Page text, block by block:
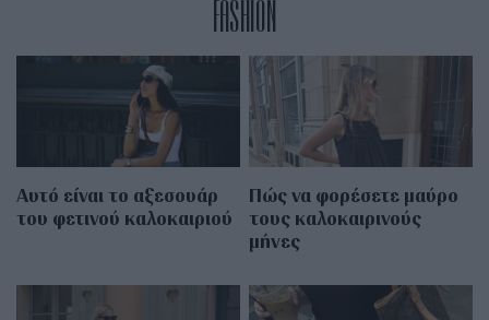
FASHION
Αυτό είναι το αξεσουάρ
του φετινού καλοκαιριού
Πώς να φορέσετε μαύρο
τους καλοκαιρινούς
μήνες